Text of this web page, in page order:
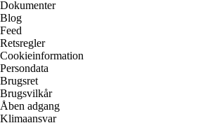
Dokumenter
Blog
Feed
Retsregler
Cookieinformation
Persondata
Brugsret
Brugsvilkår
Åben adgang
Klimaansvar